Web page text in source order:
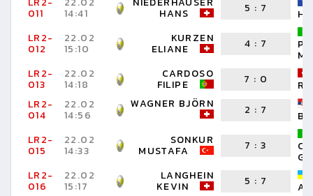
011 14:41 HANS 5 : 7
LR2-
012
22.02
15:10
KURZEN
ELIANE 4 : 7
LR2-
013
22.02
14:18
CARDOSO
FILIPE 7 : 0
LR2-
014
22.02
14:56
WAGNER BJÖRN 2 : 7
LR2-
015
22.02
14:33
SONKUR
MUSTAFA 7 :3
LR2-
016
22.02
15:17
LANGHEIN
KEVIN 5 : 7